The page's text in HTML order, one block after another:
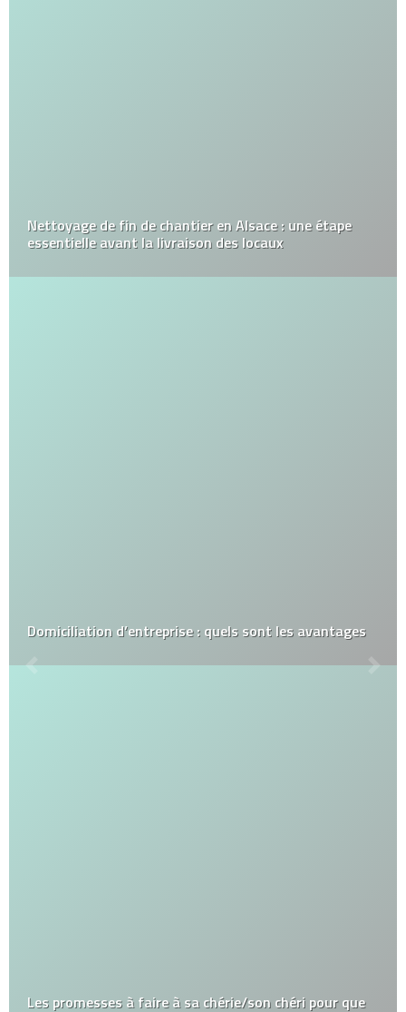
Nettoyage de fin de chantier en Alsace : une étape
essentielle avant la livraison des locaux
Domiciliation d’entreprise : quels sont les avantages
Les promesses à faire à sa chérie/son chéri pour que